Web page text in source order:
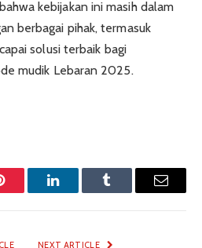
kebijakan ini masih dalam
berbagai pihak, termasuk
solusi terbaik bagi
mudik Lebaran 2025.
LinkedInTumblr Email
NEXT ARTICLE